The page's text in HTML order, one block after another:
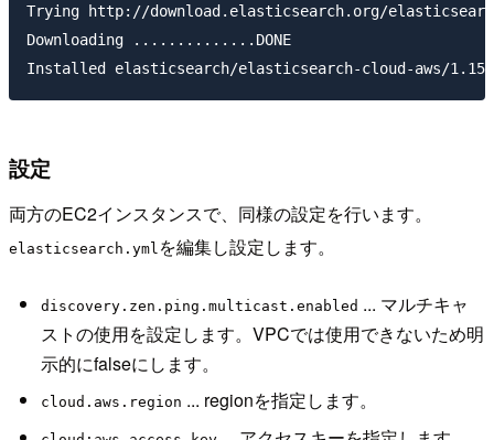
Trying http://download.elasticsearch.org/
Downloading ..............DONE
設定
両方のEC2インスタンスで、同様の設定を行います。
elasticsearch.yml を編集し設定します。
discovery.zen.ping.multicast.enabled ... マルチキャ
ストの使用を設定します。VPCでは使用できないため明
示的にfalseにします。
cloud.aws.region ... regionを指定します。